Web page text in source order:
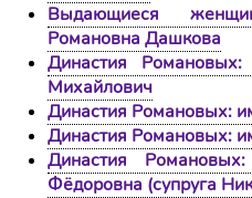
Выдающиеся
Романовна Дашкова
Династия
Михайлович
Династия Романовых:
Династия Романовых:
Династия
Фёдоровна (супруга